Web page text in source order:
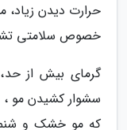
حرارت دیدن زیاد،
خصوص سلامتی
گرمای بیش از حد،
سشوار کشیدن مو
که مو خشک و